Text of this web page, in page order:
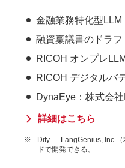
金融業務特化型LLM
融資稟議書のドラ
RICOH オンプレ
RICOH デジタルバ
DynaEye：株式会
詳細はこちら
※
Dify … LangGenius, Inc.（
ドで開発できる。